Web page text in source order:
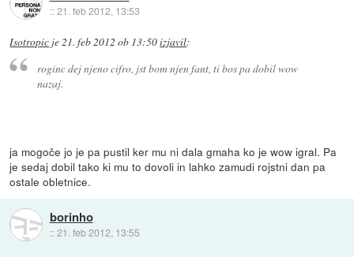
::21. feb 2012, 13:53
Isotropic je21. feb 2012 ob 13:50izjavil:
roginc dej njeno cifro, jst bom njen fant, ti bos pa dobil wow
nazaj.
ja mogoče jo je pa pustil ker mu ni dala gmaha ko je wow igral. Pa
je sedaj dobil tako ki mu to dovoli in lahko zamudi rojstni dan pa
ostale obletnice.
borinho
::21. feb 2012, 13:55